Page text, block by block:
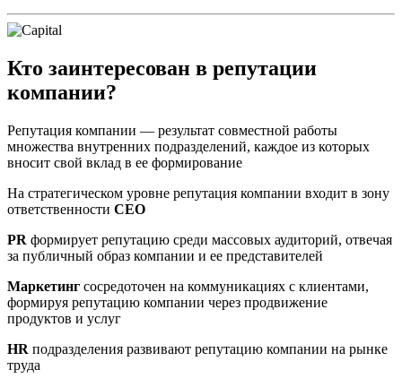
Кто заинтересован в репутации
компании?
Репутация компании — результат совместной работы
множества внутренних подразделений, каждое из которых
вносит свой вклад в ее формирование
На стратегическом уровне репутация компании входит в зону
ответственности CEO
PR формирует репутацию среди массовых аудиторий, отвечая
за публичный образ компании и ее представителей
Маркетинг сосредоточен на коммуникациях с клиентами,
формируя репутацию компании через продвижение
продуктов и услуг
HR подразделения развивают репутацию компании на рынке
труда